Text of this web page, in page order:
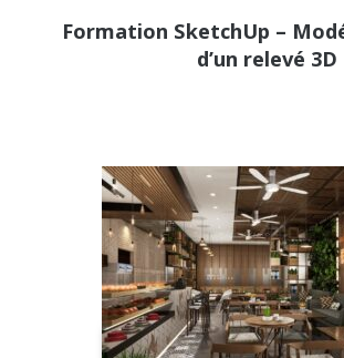
Formation SketchUp –
d’un relevé 3D